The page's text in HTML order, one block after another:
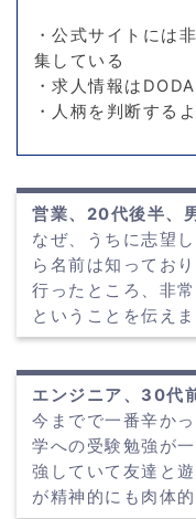
・公式サイトには
集している
・求人情報は
・人柄を判断する
営業、20代後半、
なぜ、うちに志望
ら名前は知ってお
行ったところ、非
ということを伝えま
エンジニア、30代
今までで一番辛か
学への受験勉強が
強していて友達と
が精神的にも肉体